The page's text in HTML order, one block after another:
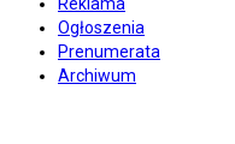
Ogłoszenia
Prenumerata
Archiwum